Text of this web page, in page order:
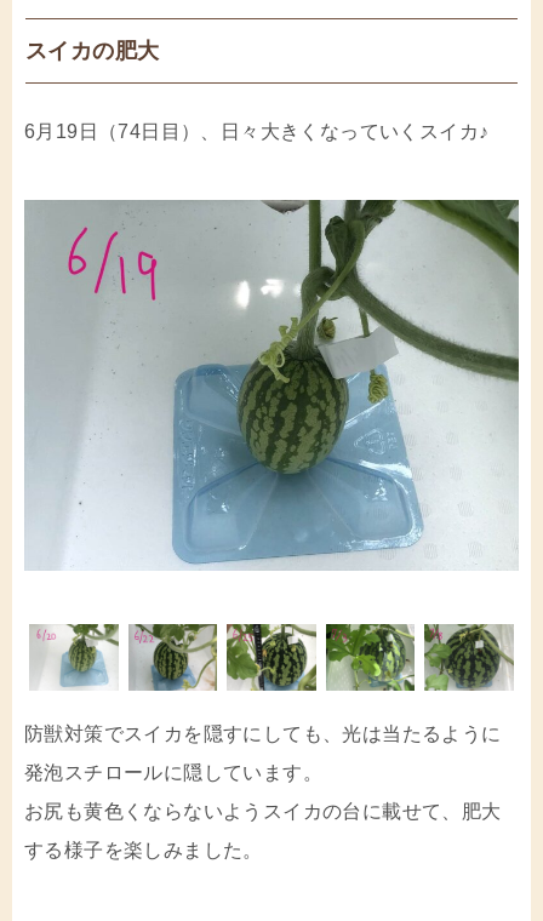
スイカの肥大
6月19日（74日目）、日々大きくなっていくスイカ♪
防獣対策でスイカを隠すにしても、光は当たるように
発泡スチロールに隠しています。
お尻も黄色くならないようスイカの台に載せて、肥大
する様子を楽しみました。